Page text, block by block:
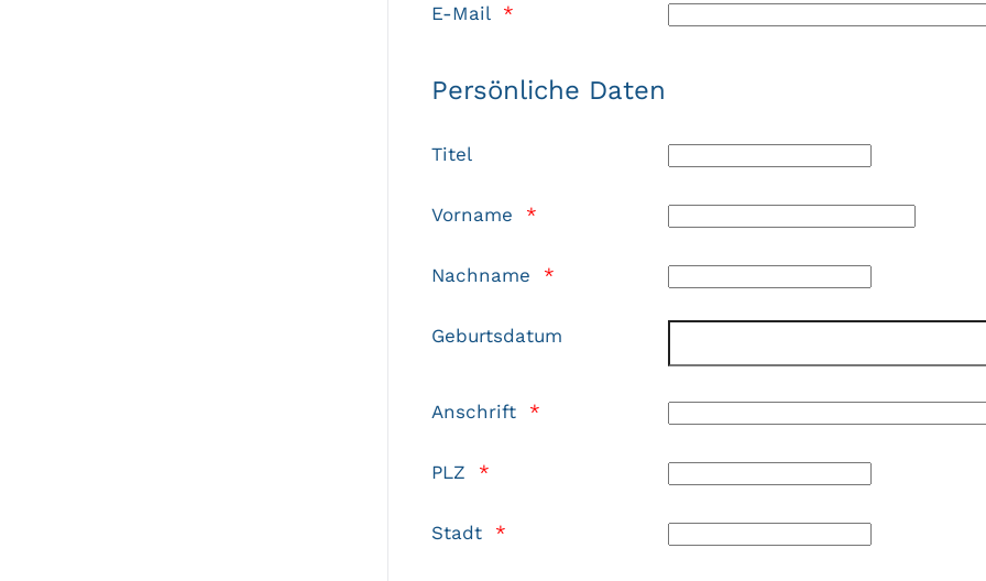
E-Mail *
Persönliche Daten
Titel
Vorname *
Nachname *
Geburtsdatum
Anschrift *
PLZ *
Stadt *